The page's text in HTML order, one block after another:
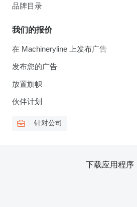
品牌目录
我们的报价
在 Machineryline 上发布广告
发布您的广告
放置旗帜
伙伴计划
针对公司
下载应用程序